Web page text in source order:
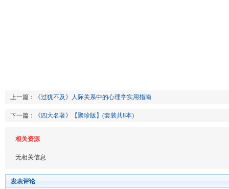
上一篇： 《过犹不及》人际关系中的心理学实用指南
下一篇： 《四大名著》【聚珍版】(套装共8本)
相关资源
无相关信息
发表评论